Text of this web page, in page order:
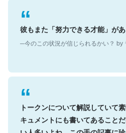
彼もまた「努力できる才能」があ
トークンについて解説していて
キュメントにも書いてあること
い人多いよね。この手の記事に